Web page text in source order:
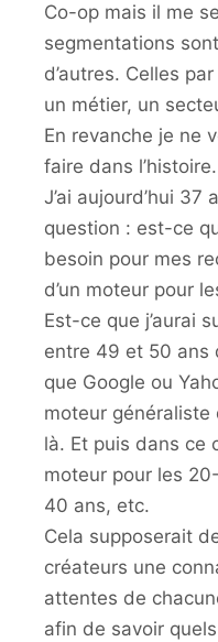
Co-op mais il me
segmentations
d’autres. Celles
un métier, un
En revanche je ne
faire dans l’histoire.
J’ai aujourd’hui
question : est-ce
besoin pour mes
d’un moteur pour
Est-ce que j’aurai
entre 49 et 50 ans
que Google ou
moteur généraliste
là. Et puis dans ce
moteur pour les
40 ans, etc.
Cela supposerait
créateurs une
attentes de
afin de savoir